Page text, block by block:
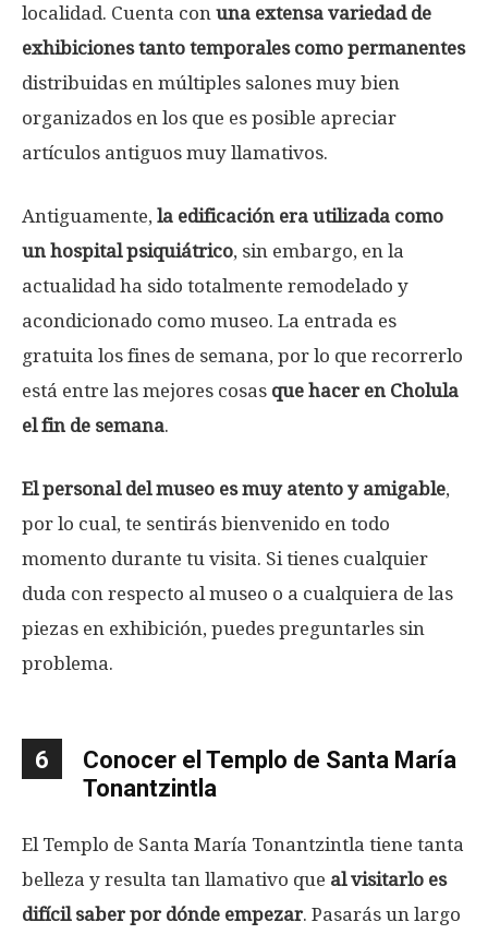
localidad. Cuenta con una extensa variedad de
exhibiciones tanto temporales como permanentes
distribuidas en múltiples salones muy bien
organizados en los que es posible apreciar
artículos antiguos muy llamativos.
Antiguamente, la edificación era utilizada como
un hospital psiquiátrico, sin embargo, en la
actualidad ha sido totalmente remodelado y
acondicionado como museo. La entrada es
gratuita los fines de semana, por lo que recorrerlo
está entre las mejores cosas que hacer en Cholula
el fin de semana.
El personal del museo es muy atento y amigable,
por lo cual, te sentirás bienvenido en todo
momento durante tu visita. Si tienes cualquier
duda con respecto al museo o a cualquiera de las
piezas en exhibición, puedes preguntarles sin
problema.
6
Conocer el Templo de Santa María
Tonantzintla
El Templo de Santa María Tonantzintla tiene tanta
belleza y resulta tan llamativo que al visitarlo es
difícil saber por dónde empezar. Pasarás un largo